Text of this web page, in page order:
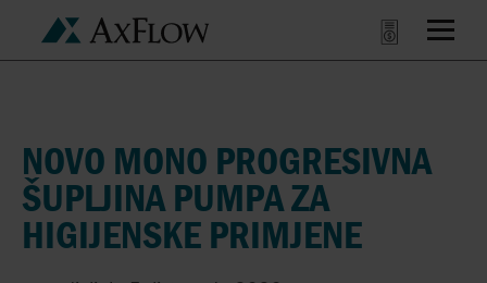
NOVO MONO PROGRESIVNA
ŠUPLJINA PUMPA ZA
HIGIJENSKE PRIMJENE